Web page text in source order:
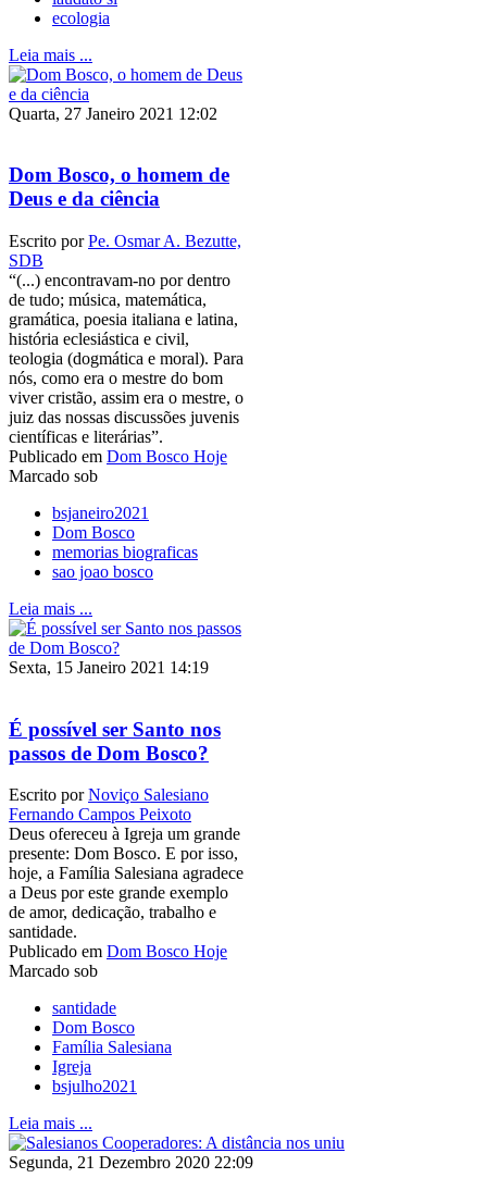
ecologia
Leia mais ...
Quarta, 27 Janeiro 2021 12:02
Dom Bosco, o homem de
Deus e da ciência
Escrito porPe. Osmar A. Bezutte,
SDB
“(...) encontravam-no por dentro
de tudo; música, matemática,
gramática, poesia italiana e latina,
história eclesiástica e civil,
teologia (dogmática e moral). Para
nós, como era o mestre do bom
viver cristão, assim era o mestre, o
juiz das nossas discussões juvenis
científicas e literárias”.
Publicado em Dom Bosco Hoje
Marcado sob
bsjaneiro2021
Dom Bosco
memorias biograficas
sao joao bosco
Leia mais ...
Sexta, 15 Janeiro 2021 14:19
É possível ser Santo nos
passos de Dom Bosco?
Escrito porNoviço Salesiano
Fernando Campos Peixoto
Deus ofereceu à Igreja um grande
presente: Dom Bosco. E por isso,
hoje, a Família Salesiana agradece
a Deus por este grande exemplo
de amor, dedicação, trabalho e
santidade.
Publicado em Dom Bosco Hoje
Marcado sob
santidade
Dom Bosco
Família Salesiana
Igreja
bsjulho2021
Leia mais ...
Segunda, 21 Dezembro 2020 22:09